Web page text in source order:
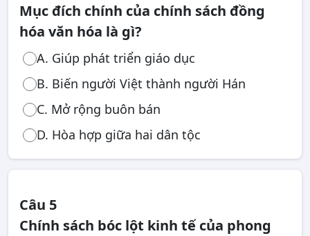
Mục đích chính của chính sách đồng
hóa văn hóa là gì?
A. Giúp phát triển giáo dục
B. Biến người Việt thành người Hán
C. Mở rộng buôn bán
D. Hòa hợp giữa hai dân tộc
Câu 5
Chính sách bóc lột kinh tế của phong